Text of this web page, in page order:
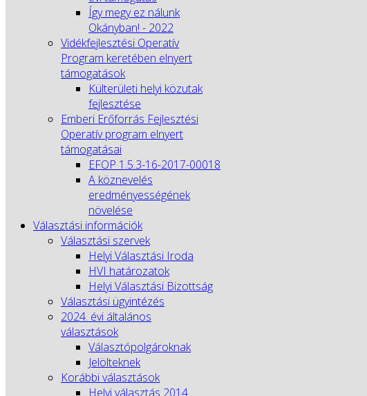
Így megy ez nálunk
Okányban! - 2022
Vidékfejlesztési Operatív
Program keretében elnyert
támogatások
Külterületi helyi közutak
fejlesztése
Emberi Erőforrás Fejlesztési
Operatív program elnyert
támogatásai
EFOP 1.5.3-16-2017-00018
A köznevelés
eredményességének
növelése
Választási információk
Választási szervek
Helyi Választási Iroda
HVI határozatok
Helyi Választási Bizottság
Választási ügyintézés
2024. évi általános
választások
Választópolgároknak
Jelölteknek
Korábbi választások
Helyi választás 2014